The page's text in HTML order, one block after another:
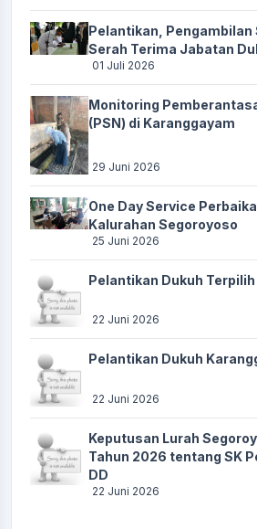
Pelantikan, Pengambilan
Serah Terima Jabatan
01 Juli 2026
Monitoring
(PSN) di Karanggayam
29 Juni 2026
One Day Service
Kalurahan Segoroyoso
25 Juni 2026
Pelantikan Dukuh
22 Juni 2026
Pelantikan Dukuh
22 Juni 2026
Keputusan Lurah
Tahun 2026 tentang SK
DD
22 Juni 2026